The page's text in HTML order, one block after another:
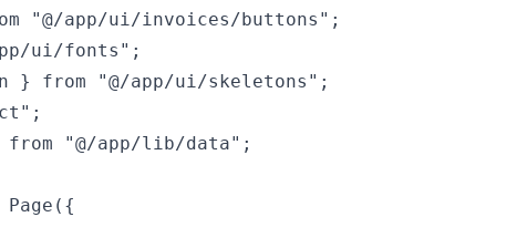
"@/app/ui/invoices/buttons";
ui/fonts";
} from "@/app/ui/skeletons";
"@/app/lib/data";